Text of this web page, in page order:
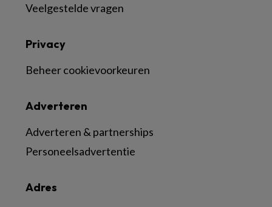
Veelgestelde vragen
Adres
Adverteren
Adverteren & partnerships
Personeelsadvertentie
Privacy
Beheer cookievoorkeuren